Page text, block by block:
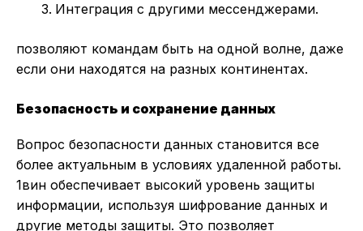
Интеграция с другими мессенджерами.
позволяют командам быть на одной волне, даже
если они находятся на разных континентах.
Безопасность и сохранение данных
Вопрос безопасности данных становится все
более актуальным в условиях удаленной работы.
1вин обеспечивает высокий уровень защиты
информации, используя шифрование данных и
другие методы защиты. Это позволяет